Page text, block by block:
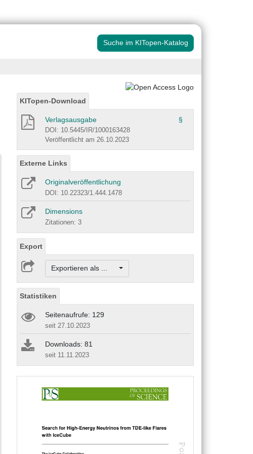
Suche im KITopen-Katalog
KITopen-Download
Verlagsausgabe §
DOI: 10.5445/IR/1000163428
Veröffentlicht am 26.10.2023
Externe Links
Originalveröffentlichung
DOI: 10.22323/1.444.1478
Dimensions
Zitationen: 3
Export
Exportieren als ...
Statistiken
Seitenaufrufe: 129
seit 27.10.2023
Downloads: 81
seit 11.11.2023